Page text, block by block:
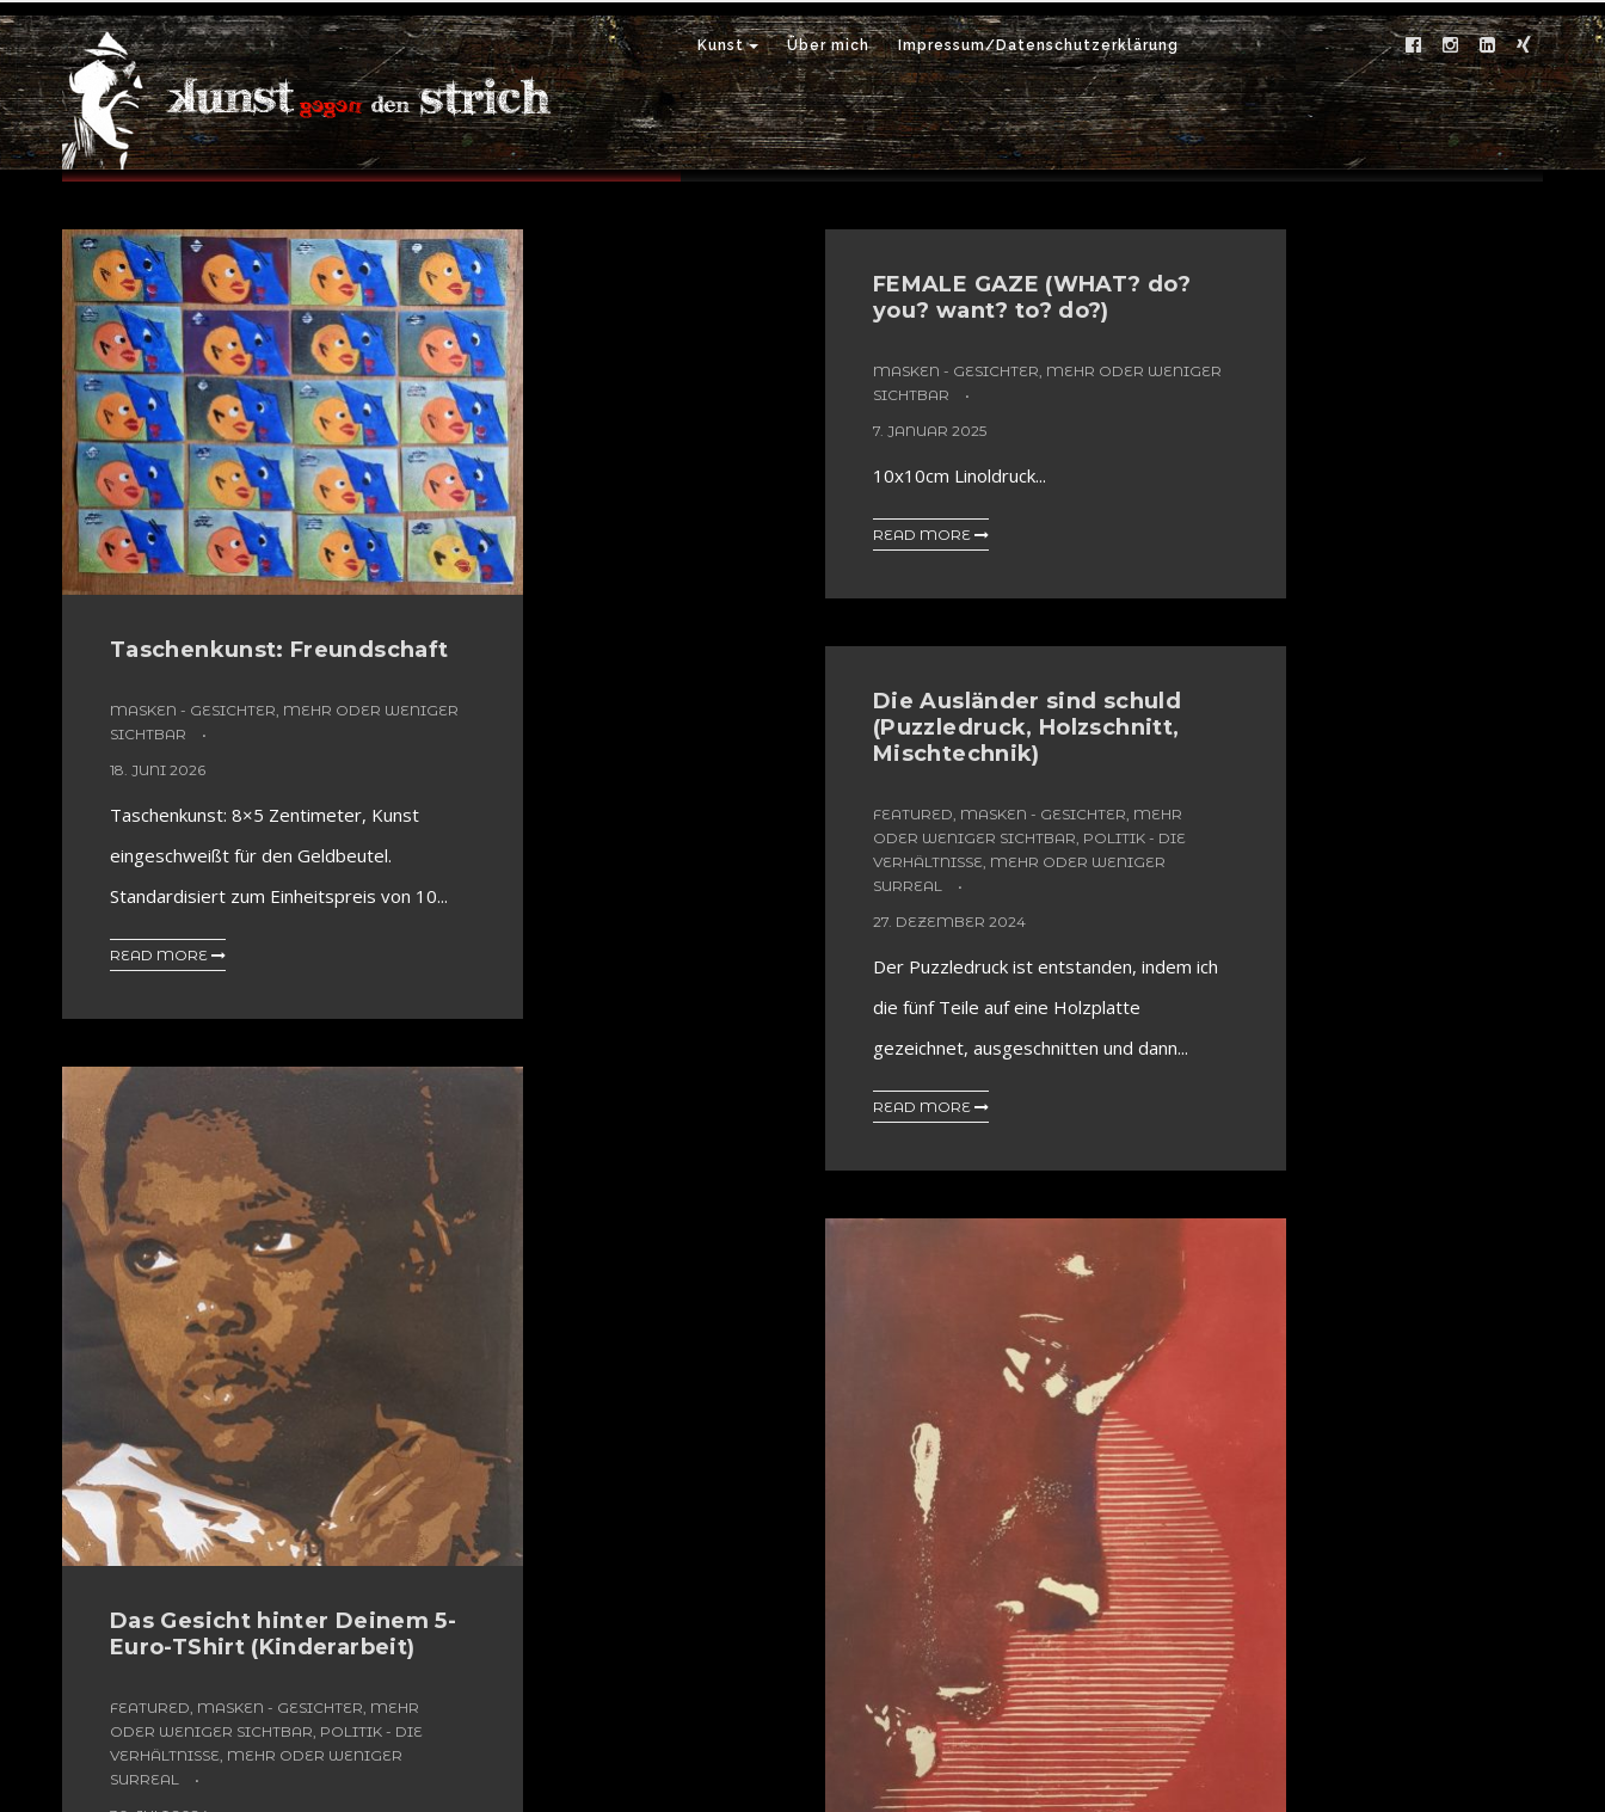
Kunst Über mich Impressum/Datenschutzerklärung
Masken – Gesichter, mehr oder weniger sichtbar Category
Taschenkunst: Freundschaft
MASKEN - GESICHTER, MEHR ODER WENIGER
SICHTBAR
18. JUNI 2026
Taschenkunst: 8×5 Zentimeter, Kunst
eingeschweißt für den Geldbeutel.
Standardisiert zum Einheitspreis von 10...
READ MORE
FEMALE GAZE (WHAT? do?
you? want? to? do?)
MASKEN - GESICHTER, MEHR ODER WENIGER
SICHTBAR
7. JANUAR 2025
10x10cm Linoldruck...
READ MORE
Die Ausländer sind schuld
(Puzzledruck, Holzschnitt,
Mischtechnik)
FEATURED, MASKEN - GESICHTER, MEHR
ODER WENIGER SICHTBAR, POLITIK - DIE
VERHÄLTNISSE, MEHR ODER WENIGER
SURREAL
27. DEZEMBER 2024
Der Puzzledruck ist entstanden, indem ich
die fünf Teile auf eine Holzplatte
gezeichnet, ausgeschnitten und dann...
READ MORE
Das Gesicht hinter Deinem 5-
Euro-TShirt (Kinderarbeit)
FEATURED, MASKEN - GESICHTER, MEHR
ODER WENIGER SICHTBAR, POLITIK - DIE
VERHÄLTNISSE, MEHR ODER WENIGER
SURREAL